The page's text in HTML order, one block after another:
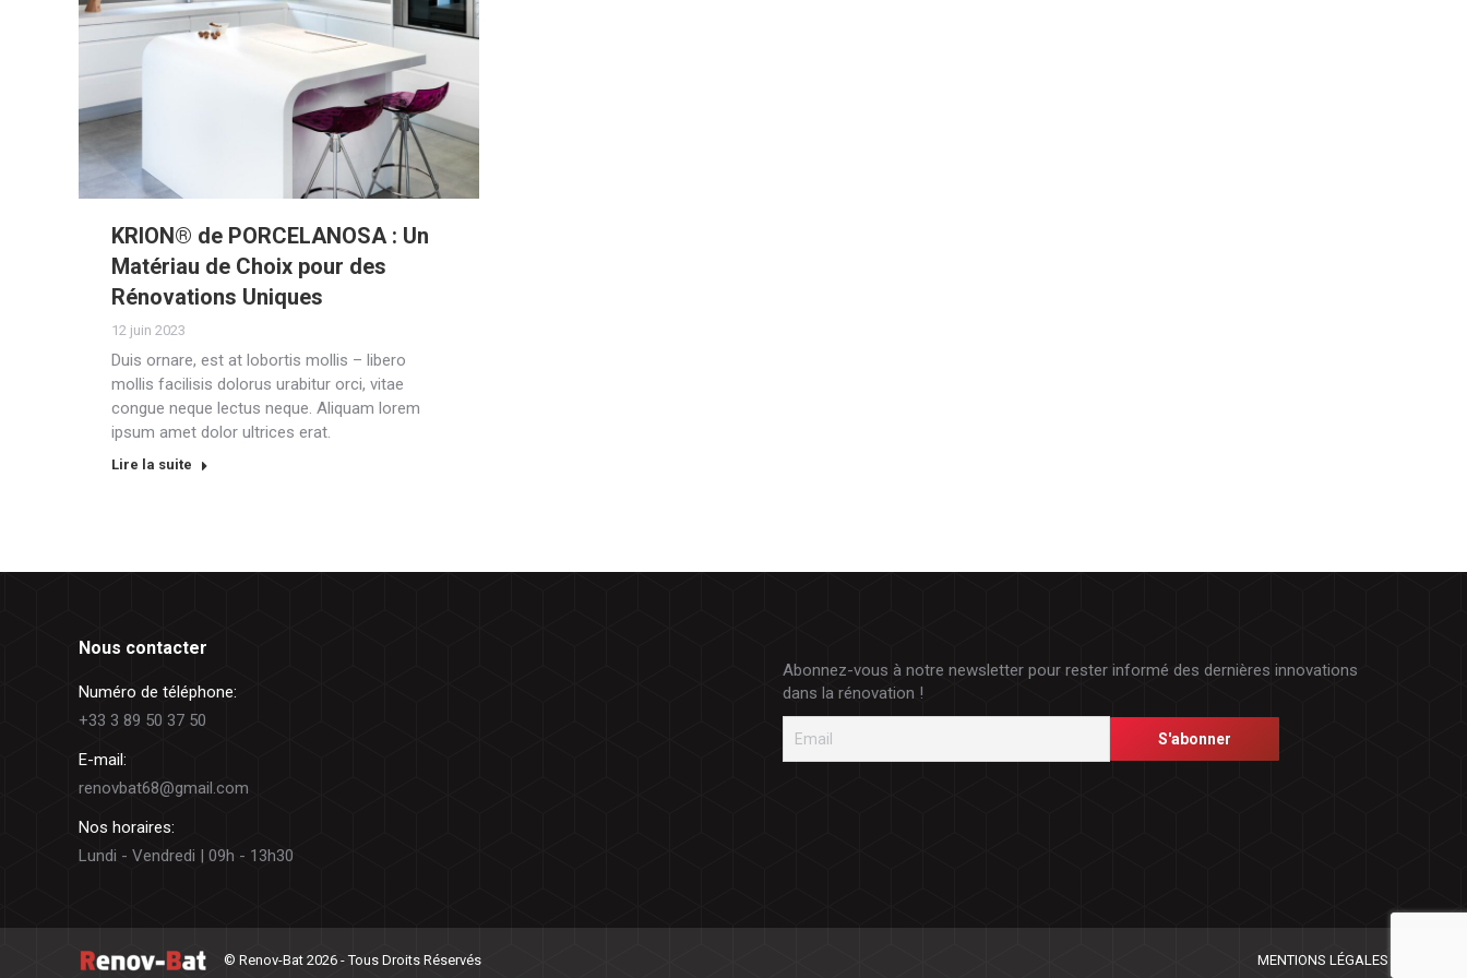
KRION® de PORCELANOSA : Un
Matériau de Choix pour des
Rénovations Uniques
12 juin 2023
Duis ornare, est at lobortis mollis – libero
mollis facilisis dolorus urabitur orci, vitae
congue neque lectus neque. Aliquam lorem
ipsum amet dolor ultrices erat.
Lire la suite
Nous contacter
Numéro de téléphone:
+33 3 89 50 37 50
E-mail:
renovbat68@gmail.com
Nos horaires:
Lundi - Vendredi | 09h - 13h30
Abonnez-vous à notre newsletter pour rester informé des dernières innovations
dans la rénovation !
© Renov-Bat 2026 - Tous Droits Réservés MENTIONS LÉGALES